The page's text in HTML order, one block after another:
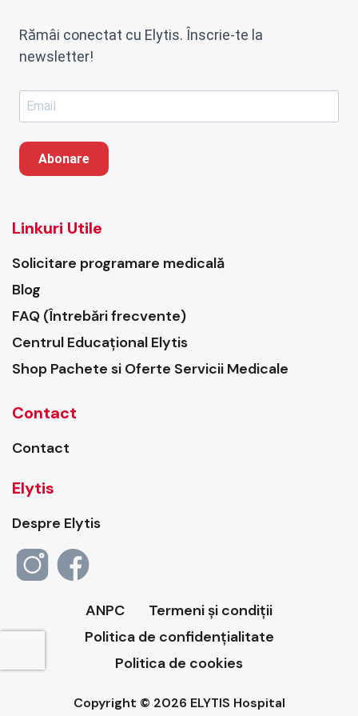
Rămâi conectat cu Elytis. Înscrie-te la
newsletter!
Abonare
Linkuri Utile
Solicitare programare medicală
Blog
FAQ (Întrebări frecvente)
Centrul Educațional Elytis
Shop Pachete si Oferte Servicii Medicale
Contact
Contact
Elytis
Despre Elytis
ANPC
Termeni și condiții
Politica de confidențialitate
Politica de cookies
Copyright © 2026 ELYTIS Hospital